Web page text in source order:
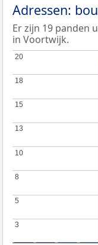
Adressen:
Er zijn 19 panden
in Voortwijk.
3
3
5
5
8
8
10
10
13
13
15
15
18
18
20
20